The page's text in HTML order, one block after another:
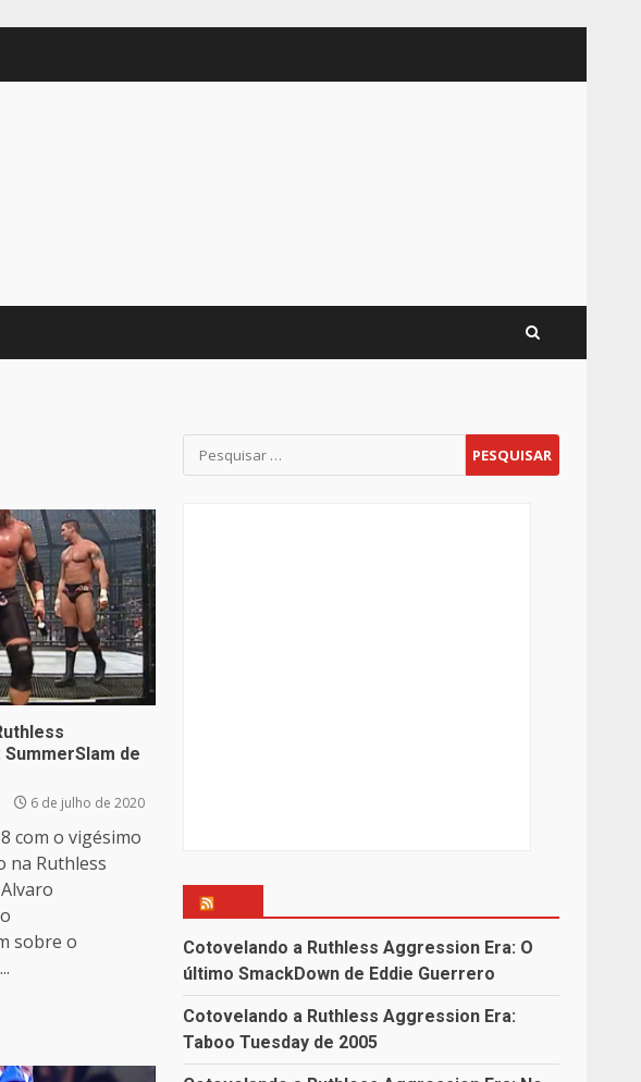
de
6 de julho de 2020
com o vigésimo
na Ruthless
sobre o
Pesquisar
por:
Cotovelando a Ruthless Aggression Era: O
último SmackDown de Eddie Guerrero
Cotovelando a Ruthless Aggression Era:
Taboo Tuesday de 2005